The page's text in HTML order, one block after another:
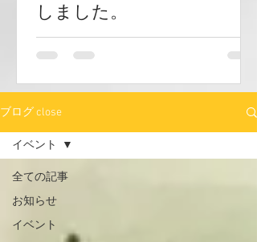
しました。
ブログ close
全ての記事
お知らせ
イベント
イベント